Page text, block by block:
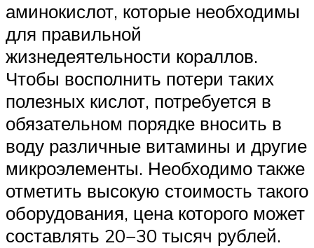
аминокислот, которые необходимы
для правильной
жизнедеятельности кораллов.
Чтобы восполнить потери таких
полезных кислот, потребуется в
обязательном порядке вносить в
воду различные витамины и другие
микроэлементы. Необходимо также
отметить высокую стоимость такого
оборудования, цена которого может
составлять 20−30 тысяч рублей.